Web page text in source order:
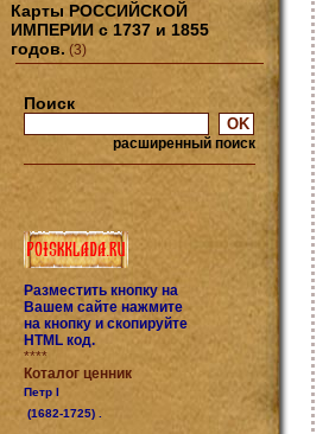
Карты РОССИЙСКОЙ
ИМПЕРИИ с 1737 и 1855
годов. (3)
Поиск
расширенный поиск
Разместить кнопку на
Вашем сайте нажмите
на кнопку и скопируйте
HTML код.
****
Коталог ценник
Петр I
(1682-1725) .